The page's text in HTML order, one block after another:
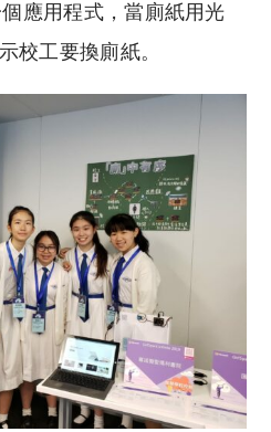
應用程式，當廁紙用光
校工要換廁紙。